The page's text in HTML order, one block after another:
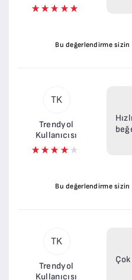
Bu değerlendirme sizin
TK
Trendyol
Kullanıcısı
Bu değerlendirme sizin
TK
Trendyol
Kullanıcısı